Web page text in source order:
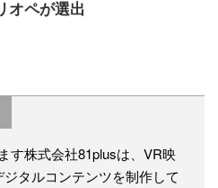
オペが選出
す株式会社81plusは、VR映
タルコンテンツを制作して